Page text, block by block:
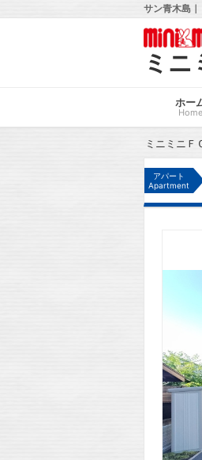
サン青木島
ミニ
ホー
Home
ミニミニＦ
アパート
Apartment